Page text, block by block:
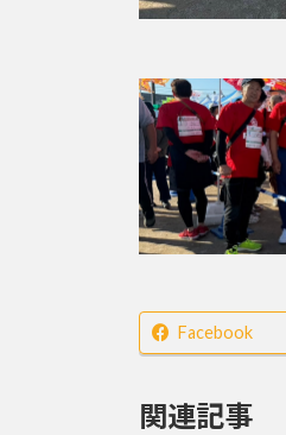
Facebook
関連記事